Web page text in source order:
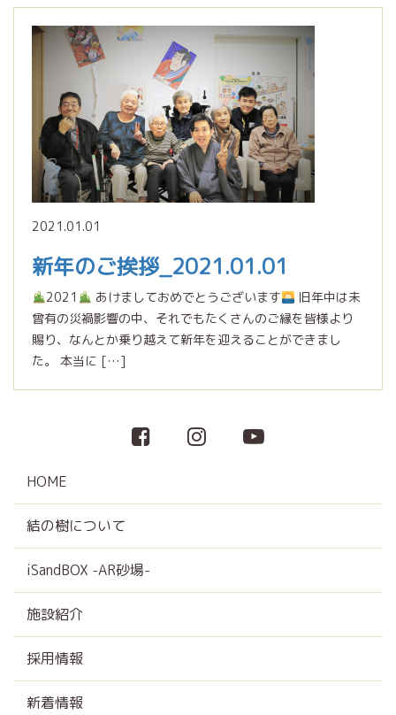
2021.01.01
新年のご挨拶_2021.01.01
2021 あけましておめでとうございます
旧年中は未
曾有の災禍影響の中、それでもたくさんのご縁を皆様より
賜り、なんとか乗り越えて新年を迎えることができまし
た。 本当に […]
HOME
結の樹について
iSandBOX -AR砂場-
施設紹介
採用情報
新着情報